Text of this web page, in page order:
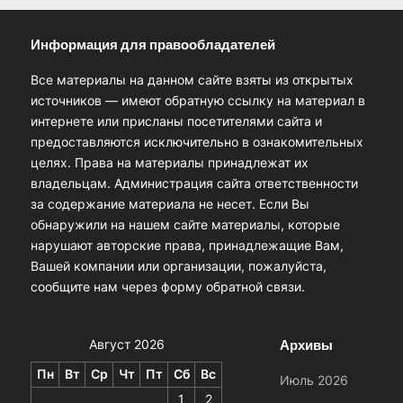
Информация для правообладателей
Все материалы на данном сайте взяты из открытых
источников — имеют обратную ссылку на материал в
интернете или присланы посетителями сайта и
предоставляются исключительно в ознакомительных
целях. Права на материалы принадлежат их
владельцам. Администрация сайта ответственности
за содержание материала не несет. Если Вы
обнаружили на нашем сайте материалы, которые
нарушают авторские права, принадлежащие Вам,
Вашей компании или организации, пожалуйста,
сообщите нам через форму обратной связи.
Август 2026
Пн Вт Ср Чт Пт Сб
Вс
1
2
Архивы
Июль 2026